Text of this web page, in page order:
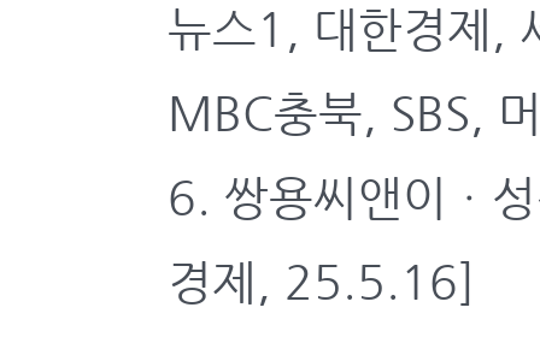
뉴스1, 대한경제,
MBC충북, SBS,
6. 쌍용씨앤이ㆍ
경제, 25.5.16]